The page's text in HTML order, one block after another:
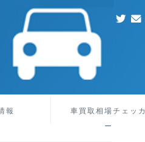
報
車買取相場チェッカ
ー